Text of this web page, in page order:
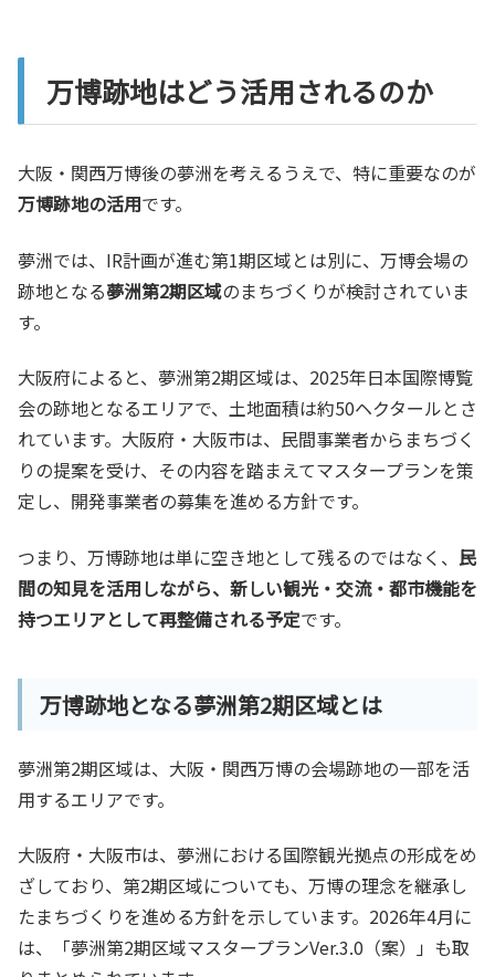
万博跡地はどう活用されるのか
大阪・関西万博後の夢洲を考えるうえで、特に重要なのが
万博跡地の活用です。
夢洲では、IR計画が進む第1期区域とは別に、万博会場の
跡地となる夢洲第2期区域のまちづくりが検討されていま
す。
大阪府によると、夢洲第2期区域は、2025年日本国際博覧
会の跡地となるエリアで、土地面積は約50ヘクタールとさ
れています。大阪府・大阪市は、民間事業者からまちづく
りの提案を受け、その内容を踏まえてマスタープランを策
定し、開発事業者の募集を進める方針です。
つまり、万博跡地は単に空き地として残るのではなく、 民
間の知見を活用しながら、新しい観光・交流・都市機能を
持つエリアとして再整備される予定です。
万博跡地となる夢洲第2期区域とは
夢洲第2期区域は、大阪・関西万博の会場跡地の一部を活
用するエリアです。
大阪府・大阪市は、夢洲における国際観光拠点の形成をめ
ざしており、第2期区域についても、万博の理念を継承し
たまちづくりを進める方針を示しています。2026年4月に
は、「夢洲第2期区域マスタープランVer.3.0（案）」も取